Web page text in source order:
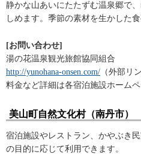
静かな山あいにたたずむ温泉郷で
しめます。季節の素材を生かした食
[お問い合わせ]
湯の花温泉観光旅館協同組合
http://yunohana-onsen.com/ （外部リ
料金など詳細は各宿泊施設ホーム
美山町自然文化村（南丹市）
宿泊施設やレストラン、かやぶき
の目的に応じて利用できます。